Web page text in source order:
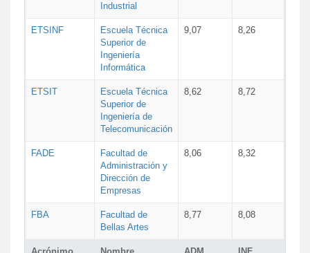
Industrial
ETSINF
Escuela Técnica
Superior de
Ingeniería
Informática
9,07 8,26
ETSIT
Escuela Técnica
Superior de
Ingeniería de
Telecomunicación
8,62 8,72
FADE
Facultad de
Administración y
Dirección de
Empresas
8,06 8,32
FBA
Facultad de
Bellas Artes
8,77 8,08